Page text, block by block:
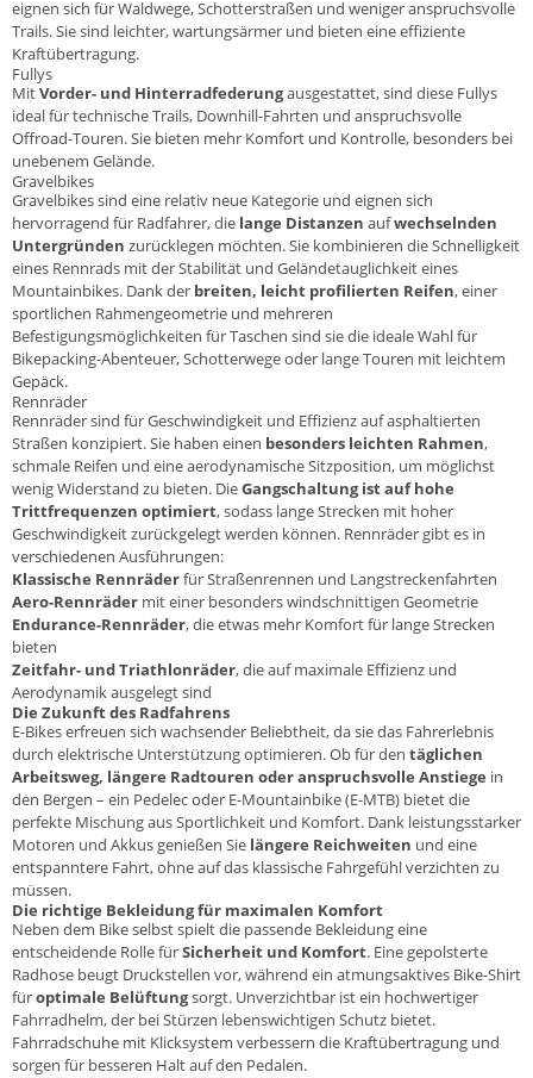
eignen sich für Waldwege, Schotterstraßen und weniger anspruchsvolle
Trails. Sie sind leichter, wartungsärmer und bieten eine effiziente
Kraftübertragung.
Fullys
MitVorder- und Hinterradfederungausgestattet, sind diese Fullys
ideal für technische Trails, Downhill-Fahrten und anspruchsvolle
Offroad-Touren. Sie bieten mehr Komfort und Kontrolle, besonders bei
unebenem Gelände.
Gravelbikes
Gravelbikessind eine relativ neue Kategorie und eignen sich
hervorragend für Radfahrer, die lange Distanzen aufwechselnden
Untergründen zurücklegen möchten. Sie kombinieren die Schnelligkeit
eines Rennrads mit der Stabilität und Geländetauglichkeit eines
Mountainbikes. Dank der breiten, leicht profilierten Reifen, einer
sportlichen Rahmengeometrie und mehreren
Befestigungsmöglichkeiten für Taschen sind sie die ideale Wahl für
Bikepacking-Abenteuer, Schotterwege oder lange Touren mit leichtem
Gepäck.
Rennräder
Rennrädersind für Geschwindigkeit und Effizienz auf asphaltierten
Straßen konzipiert. Sie haben einen besonders leichten Rahmen,
schmale Reifen und eine aerodynamische Sitzposition, um möglichst
wenig Widerstand zu bieten. DieGangschaltung ist auf hohe
Trittfrequenzen optimiert, sodass lange Strecken mit hoher
Geschwindigkeit zurückgelegt werden können. Rennräder gibt es in
verschiedenen Ausführungen:
Klassische Rennräderfür Straßenrennen und Langstreckenfahrten
Aero-Rennräder mit einer besonders windschnittigen Geometrie
Endurance-Rennräder, die etwas mehr Komfort für lange Strecken
bieten
Zeitfahr- und Triathlonräder, die auf maximale Effizienz und
Aerodynamik ausgelegt sind
Die Zukunft des Radfahrens
E-Bikeserfreuen sich wachsender Beliebtheit, da sie das Fahrerlebnis
durch elektrische Unterstützung optimieren. Ob für den täglichen
Arbeitsweg, längere Radtouren oder anspruchsvolle Anstiege in
den Bergen – ein Pedelec oder E-Mountainbike (E-MTB) bietet die
perfekte Mischung aus Sportlichkeit und Komfort. Dank leistungsstarker
Motoren und Akkus genießen Sie längere Reichweiten und eine
entspanntere Fahrt, ohne auf das klassische Fahrgefühl verzichten zu
müssen.
Die richtige Bekleidung für maximalen Komfort
Neben dem Bike selbst spielt die passende Bekleidungeine
entscheidende Rolle fürSicherheit und Komfort. Eine gepolsterte
Radhose beugt Druckstellen vor, während ein atmungsaktives Bike-Shirt
füroptimale Belüftungsorgt. Unverzichtbar ist ein hochwertiger
Fahrradhelm, der bei Stürzen lebenswichtigen Schutz bietet.
Fahrradschuhe mit Klicksystem verbessern die Kraftübertragung und
sorgen für besseren Halt auf den Pedalen.